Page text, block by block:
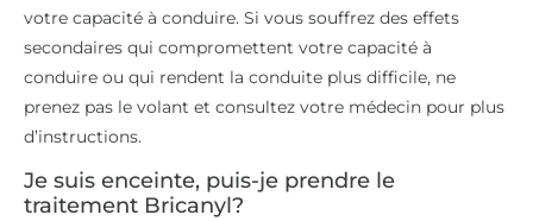
votre capacité à conduire. Si vous souffrez des effets
secondaires qui compromettent votre capacité à
conduire ou qui rendent la conduite plus difficile, ne
prenez pas le volant et consultez votre médecin pour plus
d’instructions.
Je suis enceinte, puis-je prendre le
traitement Bricanyl?